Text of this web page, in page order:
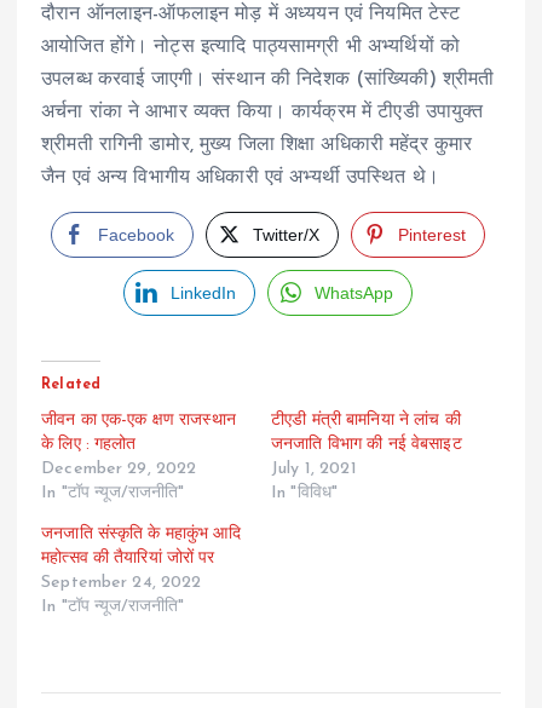
दौरान ऑनलाइन-ऑफलाइन मोड़ में अध्ययन एवं नियमित टेस्ट
आयोजित होंगे। नोट्स इत्यादि पाठ्यसामग्री भी अभ्यर्थियों को
उपलब्ध करवाई जाएगी। संस्थान की निदेशक (सांख्यिकी) श्रीमती
अर्चना रांका ने आभार व्यक्त किया। कार्यक्रम में टीएडी उपायुक्त
श्रीमती रागिनी डामोर, मुख्य जिला शिक्षा अधिकारी महेंद्र कुमार
जैन एवं अन्य विभागीय अधिकारी एवं अभ्यर्थी उपस्थित थे।
Facebook Twitter/X Pinterest
LinkedIn WhatsApp
Related
जीवन का एक-एक क्षण राजस्थान
के लिए : गहलोत
December 29, 2022
In "टॉप न्यूज/राजनीति"
टीएडी मंत्री बामनिया ने लांच की
जनजाति विभाग की नई वेबसाइट
July 1, 2021
In "विविध"
जनजाति संस्कृति के महाकुंभ आदि
महोत्सव की तैयारियां जोरों पर
September 24, 2022
In "टॉप न्यूज/राजनीति"